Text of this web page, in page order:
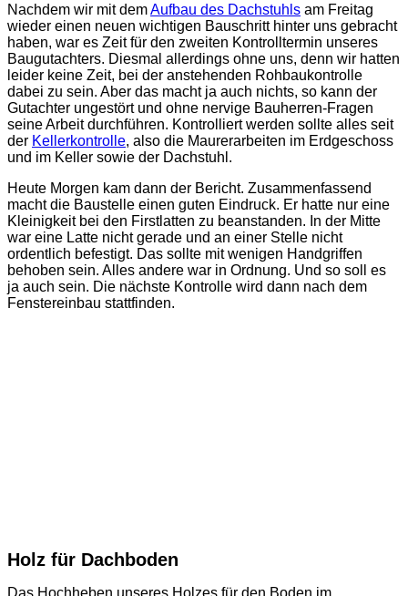
Nachdem wir mit demAufbau des Dachstuhls am Freitag
wieder einen neuen wichtigen Bauschritt hinter uns gebracht
haben, war es Zeit für den zweiten Kontrolltermin unseres
Baugutachters. Diesmal allerdings ohne uns, denn wir hatten
leider keine Zeit, bei der anstehenden Rohbaukontrolle
dabei zu sein. Aber das macht ja auch nichts, so kann der
Gutachter ungestört und ohne nervige Bauherren-Fragen
seine Arbeit durchführen. Kontrolliert werden sollte alles seit
der Kellerkontrolle, also die Maurerarbeiten im Erdgeschoss
und im Keller sowie der Dachstuhl.
Heute Morgen kam dann der Bericht. Zusammenfassend
macht die Baustelle einen guten Eindruck. Er hatte nur eine
Kleinigkeit bei den Firstlatten zu beanstanden. In der Mitte
war eine Latte nicht gerade und an einer Stelle nicht
ordentlich befestigt. Das sollte mit wenigen Handgriffen
behoben sein. Alles andere war in Ordnung. Und so soll es
ja auch sein. Die nächste Kontrolle wird dann nach dem
Fenstereinbau stattfinden.
Holz für Dachboden
Das Hochheben unseres Holzes für den Boden im